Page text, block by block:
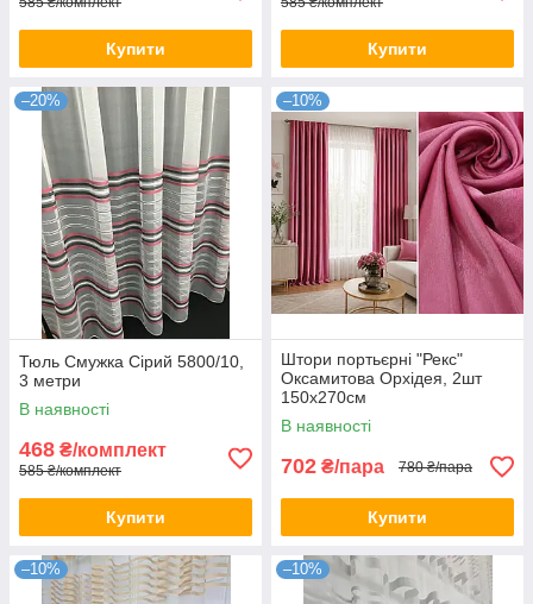
Купити Купити
–20%
Тюль Смужка Сірий 5800/10,
3 метри
В наявності
468 ₴/комплект
585 ₴/комплект
Купити
–10%
Штори портьєрні "Рекс"
Оксамитова Орхідея, 2шт
150х270см
В наявності
702 ₴/пара 780 ₴/пара
Купити
–10% –10%